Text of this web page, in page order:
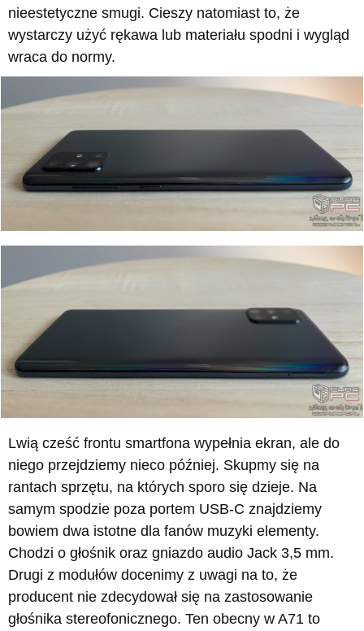
nieestetyczne smugi. Cieszy natomiast to, że
wystarczy użyć rękawa lub materiału spodni i wygląd
wraca do normy.
Lwią cześć frontu smartfona wypełnia ekran, ale do
niego przejdziemy nieco później. Skupmy się na
rantach sprzętu, na których sporo się dzieje. Na
samym spodzie poza portem USB-C znajdziemy
bowiem dwa istotne dla fanów muzyki elementy.
Chodzi o głośnik oraz gniazdo audio Jack 3,5 mm.
Drugi z modułów docenimy z uwagi na to, że
producent nie zdecydował się na zastosowanie
głośnika stereofonicznego. Ten obecny w A71 to